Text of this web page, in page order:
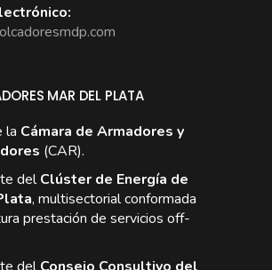
MAR DEL PLATA
la Cámara de Armadores y
(CAR).
delClúster de Energía de
, multisectorial conformada
prestación de servicios off-